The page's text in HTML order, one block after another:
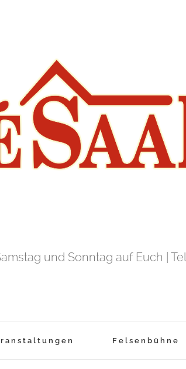
und Sonntag auf Euch |
Felsenbühne